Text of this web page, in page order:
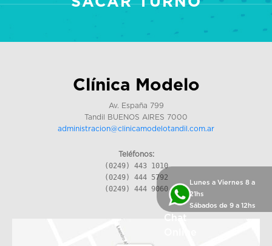
Chat
Lunes a Viernes 8 a
21hs
Sábados de 9 a 12hs
Clínica Modelo
Av. España 799
Tandil BUENOS AIRES 7000
administracion@clinicamodelotandil.com.ar
Teléfonos:
(0249) 443 1010
(0249) 444 5792
(0249) 444 9060